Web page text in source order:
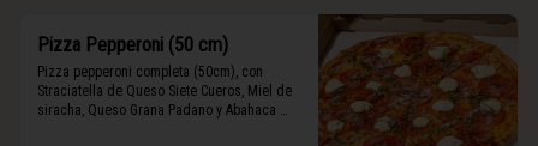
Pizza Pepperoni (50 cm)
Pizza pepperoni completa (50cm), con
Straciatella de Queso Siete Cueros, Miel de
siracha, Queso Grana Padano y Abahaca